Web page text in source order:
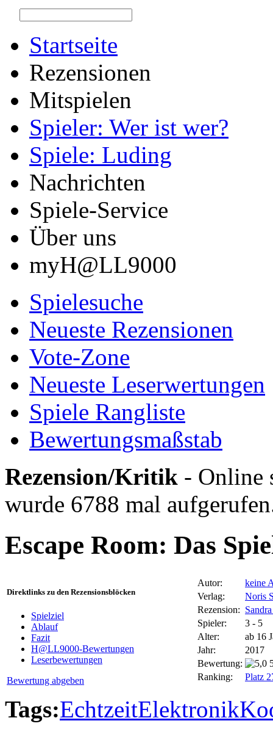
Startseite
Rezensionen
Mitspielen
Spieler: Wer ist wer?
Spiele: Luding
Nachrichten
Spiele-Service
Über uns
myH@LL9000
Spielesuche
Neueste Rezensionen
Vote-Zone
Neueste Leserwertungen
Spiele Rangliste
Bewertungsmaßstab
Rezension/Kritik - Online
wurde 6788 mal
Escape Room: Das
Direktlinks zu den Rezensionsblöcken
Spielziel
Ablauf
Fazit
H@LL9000-Bewertungen
Leserbewertungen
Bewertung abgeben
Autor:
keine
Verlag:
Noris
Rezension:
Spieler:
3 - 5
Alter:
ab 16
Jahr:
2017
Bewertung:
Ranking:
Platz
Tags:EchtzeitElektronik